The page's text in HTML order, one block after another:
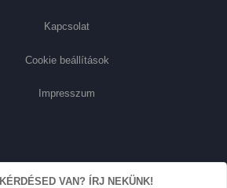
Kapcsolat
Cookie beállítások
Impresszum
KÉRDÉSED VAN? ÍRJ NEKÜNK!